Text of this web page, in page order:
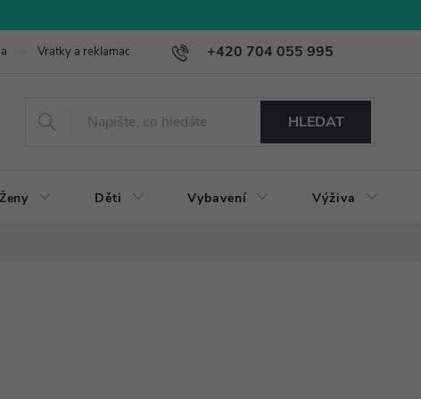
+420 704 055 995
Vratky a reklamace
HLEDAT
Ženy Děti Vybavení Výživa